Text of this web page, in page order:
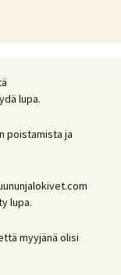
lupa.
poistamista ja
lupa.
myyjänä olisi